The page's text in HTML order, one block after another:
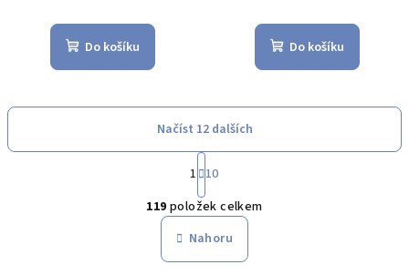
Do košíku Do košíku
O
v
l
á
Načíst 12 dalších
S
t
r
á
n
k
o
1 10
119 položek celkem
Nahoru